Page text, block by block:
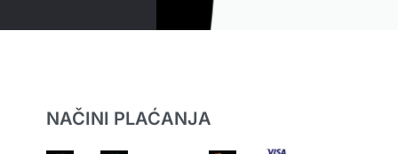
NAČINI PLAĆANJA